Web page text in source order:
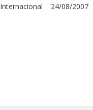
Internacional 24/08/2007